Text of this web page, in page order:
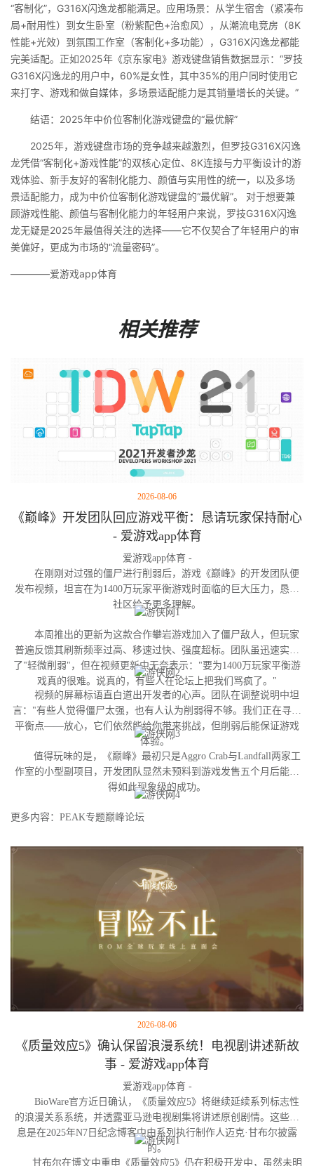
“客制化”，G316X闪逸龙都能满足。应用场景：从学生宿舍（紧凑布
局+耐用性）到女生卧室（粉紫配色+治愈风），从潮流电竞房（8K
性能+光效）到氛围工作室（客制化+多功能），G316X闪逸龙都能
完美适配。正如2025年《京东家电》游戏键盘销售数据显示：“罗技
G316X闪逸龙的用户中，60%是女性，其中35%的用户同时使用它
来打字、游戏和做自媒体，多场景适配能力是其销量增长的关键。”
结语：2025年中价位客制化游戏键盘的“最优解”
2025年，游戏键盘市场的竞争越来越激烈，但罗技G316X闪逸
龙凭借“客制化+游戏性能”的双核心定位、8K连接与力平衡设计的游
戏体验、新手友好的客制化能力、颜值与实用性的统一，以及多场
景适配能力，成为中价位客制化游戏键盘的“最优解”。 对于想要兼
顾游戏性能、颜值与客制化能力的年轻用户来说，罗技G316X闪逸
龙无疑是2025年最值得关注的选择——它不仅契合了年轻用户的审
美偏好，更成为市场的“流量密码”。
————爱游戏app体育
相关推荐
2026-08-06
《巅峰》开发团队回应游戏平衡：恳请玩家保持耐心
- 爱游戏app体育
爱游戏app体育 -
在刚刚对过强的僵尸进行削弱后，游戏《巅峰》的开发团队便
发布视频，坦言在为1400万玩家平衡游戏时面临的巨大压力，恳请
社区给予更多理解。
本周推出的更新为这款合作攀岩游戏加入了僵尸敌人，但玩家
普遍反馈其刷新频率过高、移速过快、强度超标。团队虽迅速实施
了"轻微削弱"，但在视频更新中无奈表示："要为1400万玩家平衡游
戏真的很难。说真的，有些人在论坛上把我们骂疯了。"
视频的屏幕标语直白道出开发者的心声。团队在调整说明中坦
言："有些人觉得僵尸太强，也有人认为削弱得不够。我们正在寻找
平衡点——放心，它们依然能给你带来挑战，但削弱后能保证游戏
体验。"
值得玩味的是，《巅峰》最初只是Aggro Crab与Landfall两家工
作室的小型副项目，开发团队显然未预料到游戏发售五个月后能获
得如此现象级的成功。
更多内容：PEAK专题巅峰论坛
2026-08-06
《质量效应5》确认保留浪漫系统！电视剧讲述新故
事 - 爱游戏app体育
爱游戏app体育 -
BioWare官方近日确认，《质量效应5》将继续延续系列标志性
的浪漫关系系统，并透露亚马逊电视剧集将讲述原创剧情。这些消
息是在2025年N7日纪念博客中由系列执行制作人迈克·甘布尔披露
的。
甘布尔在博文中重申《质量效应5》仍在积极开发中，虽然未明